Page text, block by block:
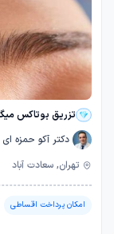
تزریق بوتاکس
دکتر آکو حمزه ای
تهران, سعادت آباد
امکان پرداخت اقساطی